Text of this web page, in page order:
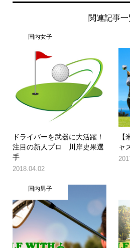
関連記事一
国内女子
ドライバーを武器に大活躍！
注目の新人プロ 川岸史果選
手
2018.04.02
ャ
国内男子